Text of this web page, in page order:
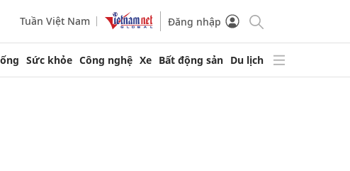
Tuần Việt Nam Đăng nhập
Sức khỏe Công nghệ Xe Bất động sản Du lịch